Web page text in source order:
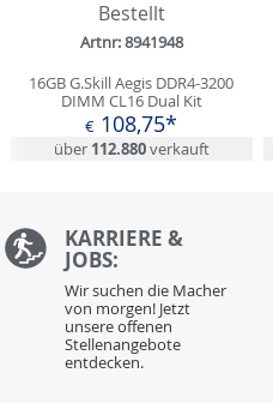
Bestellt
Artnr: 8941948
16GB G.Skill Aegis DDR4-3200
DIMM CL16 Dual Kit
€ 108,75*
über 112.880verkauft
KARRIERE &
JOBS:
Wir suchen die Macher
von morgen! Jetzt
unsere offenen
Stellenangebote
entdecken.